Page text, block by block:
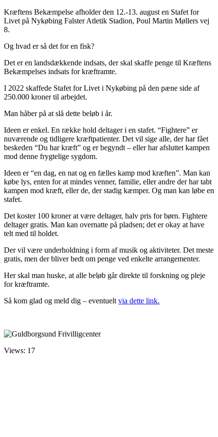
Kræftens Bekæmpelse afholder den 12.-13. august en Stafet for
Livet på Nykøbing Falster Atletik Stadion, Poul Martin Møllers vej
8.
Og hvad er så det for en fisk?
Det er en landsdækkende indsats, der skal skaffe penge til Kræftens
Bekæmpelses indsats for kræftramte.
I 2022 skaffede Stafet for Livet i Nykøbing på den pæne side af
250.000 kroner til arbejdet.
Man håber på at slå dette beløb i år.
Ideen er enkel. En række hold deltager i en stafet. “Fightere” er
nuværende og tidligere kræftpatienter. Det vil sige alle, der har fået
beskeden “Du har kræft” og er begyndt – eller har afsluttet kampen
mod denne frygtelige sygdom.
Ideen er “en dag, en nat og en fælles kamp mod kræften”. Man kan
købe lys, enten for at mindes venner, familie, eller andre der har tabt
kampen mod kræft, eller de, der stadig kæmper. Og man kan løbe en
stafet.
Det koster 100 kroner at være deltager, halv pris for børn. Fightere
deltager gratis. Man kan overnatte på pladsen; det er okay at have
telt med til holdet.
Der vil være underholdning i form af musik og aktiviteter. Det meste
gratis, men der bliver bedt om penge ved enkelte arrangementer.
Her skal man huske, at alle beløb går direkte til forskning og pleje
for kræftramte.
Så kom glad og meld dig – eventuelt via dette link.
Views: 17